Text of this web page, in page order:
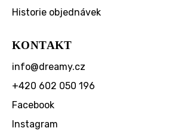
Historie objednávek
KONTAKT
info@dreamy.cz
+420 602 050 196
Facebook
Instagram